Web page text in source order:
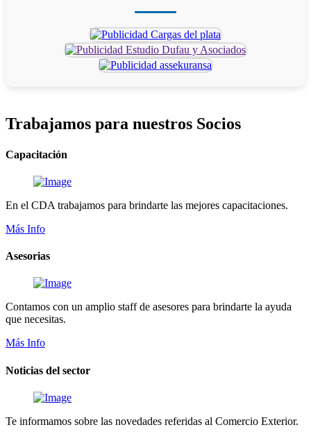
Trabajamos para nuestros Socios
Capacitación
En el CDA trabajamos para brindarte las mejores capacitaciones.
Más Info
Asesorias
Contamos con un amplio staff de asesores para brindarte la ayuda
que necesitas.
Más Info
Noticias del sector
Te informamos sobre las novedades referidas al Comercio Exterior.